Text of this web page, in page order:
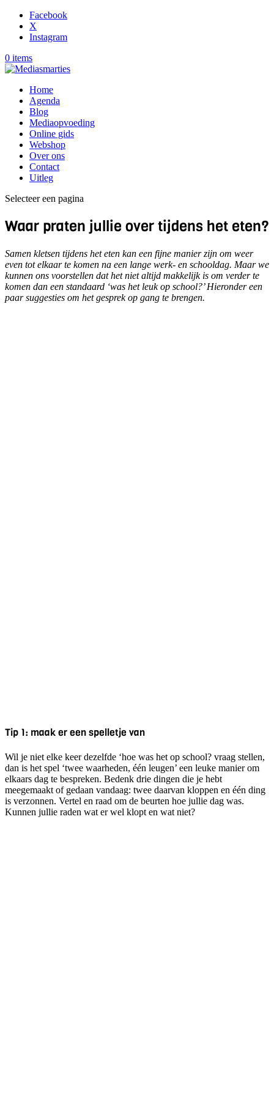
Facebook
X
Instagram
0 items
Home
Agenda
Blog
Mediaopvoeding
Online gids
Webshop
Over ons
Contact
Uitleg
Selecteer een pagina
Waar praten jullie over tijdens het eten?
Samen kletsen tijdens het eten kan een fijne manier zijn om weer
even tot elkaar te komen na een lange werk- en schooldag. Maar we
kunnen ons voorstellen dat het niet altijd makkelijk is om verder te
komen dan een standaard ‘was het leuk op school?’ Hieronder een
paar suggesties om het gesprek op gang te brengen.
Tip 1: maak er een spelletje van
Wil je niet elke keer dezelfde ‘hoe was het op school? vraag stellen,
dan is het spel ‘twee waarheden, één leugen’ een leuke manier om
elkaars dag te bespreken. Bedenk drie dingen die je hebt
meegemaakt of gedaan vandaag: twee daarvan kloppen en één ding
is verzonnen. Vertel en raad om de beurten hoe jullie dag was.
Kunnen jullie raden wat er wel klopt en wat niet?